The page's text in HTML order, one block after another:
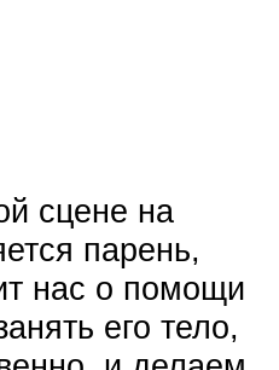
сцене на
парень,
нас о помощи
его тело,